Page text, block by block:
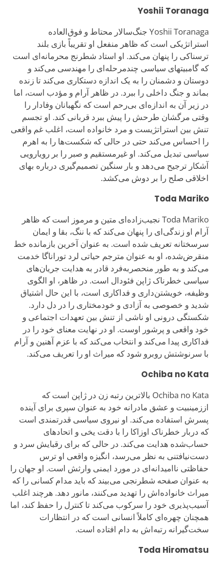
Yoshii Toranaga
Yoshii Toranaga جنگ‌سالار محتاط و فوق‌العاده
استراتژیکی است که ظاهر منفعل او تقریباً بازی بلند
ترسناکی را پنهان می‌کند. او استاد شطرنج محرمانه‌ای است
که گامبیتهای سیاسی چندمرحله‌ای را مهندسی می‌کند و
دوستان و دشمنان را به یک اندازه دستکاری می‌کند تا زنده
بماند و جنگ داخلی را ببرد. در ظاهر آرام و مؤدب است، اما
در زیر آن به اندازه‌ای بی‌رحم است که نگهبانان وفادار را
وقتی مرگشان طرحش را پیش ببرد قربانی کند. او تجسم
تنش بین استراتژیست و مرد خانواده است، اغلب غم واقعی
را احساس می‌کند حتی در حالی که شکست‌ها را به اهرم
سیاسی تبدیل می‌کند. او غیرمستقیم و صبر را بر رویارویی
آشکار ترجیح می‌دهد و بار سنگین تصمیم‌گیری درباره بهای
اخلاقی صلح را بر دوش می‌کشد.
Toda Mariko
Toda Mariko نجیب‌زاده‌ای متین و مرموز است که ظاهر
آرام او زندگی‌ای را پنهان می‌کند که با ننگ، بقا و ایمان
سرسختانه تعریف شده است. به عنوان آخرین بازمانده خط
منقرض‌شده، او به عنوان مترجم حیاتی لرد توراناگا خدمت
می‌کند و به طور منحصربه‌فرد قادر به هدایت جریان‌های
سیاسی خطرناک ژاپن فئودال است. در ظاهر، او الگوی
وظیفه، خویشتن‌داری و فداکاری است، با این حال اشتیاق
شدید و خصوصی به آزادی و خودمختاری را در دل دارد.
شکستگی درونی او ناشی از تنش بین تعهدات اجتماعی و
خود واقعی و پرشور اوست. او در نهایت معنای خود را در
فداکاری پیدا می‌کند و انتخاب می‌کند که با عزم آهنین و آرام
با سرنوشتش روبرو شود که میراث او را تعریف می‌کند.
Ochiba no Kata
Ochiba no Kata بالاترین رتبه زن در ژاپن است که
اززمینبیت و عشق مادرانه خود به عنوان سپری برای آینده
پسرش استفاده می‌کند. او نیروی سیاسی قدرتمندی است
که دربار خطرناک اوزاکا را با دقت یخی و اتحادهای
حساب‌شده هدایت می‌کند. در حالی که برای رقبایش سرد و
دست‌نیافتنی به نظر می‌رسد، انگیزه واقعی او ترس
حفاظتی ناامیدانه‌ای در مورد ایمنی وارثش است. او جهان را
به عنوان صفحه شطرنجی می‌بیند که باید مدام کسانی را که
میراث خانواده‌اش را تهدید می‌کنند، مانور دهد. هرچند اغلب
آسیب‌پذیری خود را سرکوب می‌کند تا کنترل را حفظ کند، اما
همچنان چهره‌ای کاملاً انسانی است که در انتظارات
سخت‌گیرانه رتبه‌اش به دام افتاده است.
Toda Hiromatsu